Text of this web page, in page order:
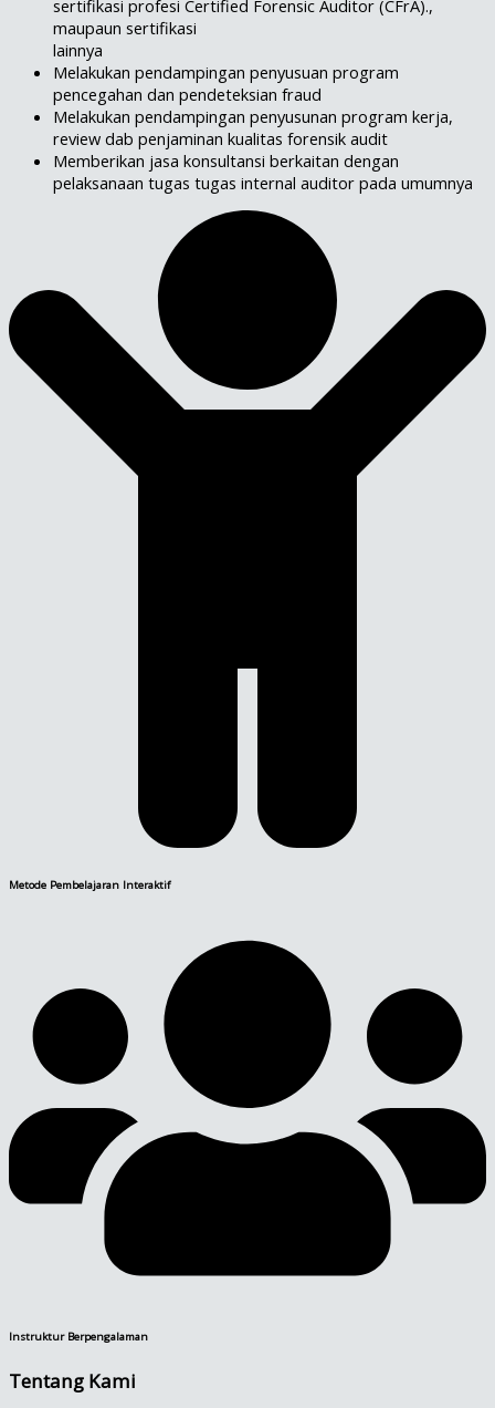
sertifikasi profesi Certified Forensic Auditor (CFrA).,
maupaun sertifikasi
lainnya
Melakukan pendampingan penyusuan program
pencegahan dan pendeteksian fraud
Melakukan pendampingan penyusunan program kerja,
review dab penjaminan kualitas forensik audit
Memberikan jasa konsultansi berkaitan dengan
pelaksanaan tugas tugas internal auditor pada umumnya
Metode Pembelajaran Interaktif
Instruktur Berpengalaman
Tentang Kami